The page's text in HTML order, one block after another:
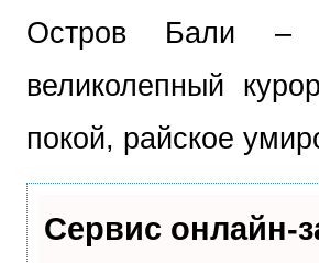
Остров Бали –
великолепный
покой, райское
Сервис онлайн-